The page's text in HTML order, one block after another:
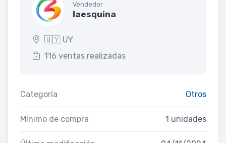
Vendedor
laesquina
🇺🇾 UY
116 ventas realizadas
Categoría Otros
Mínimo de compra 1 unidades